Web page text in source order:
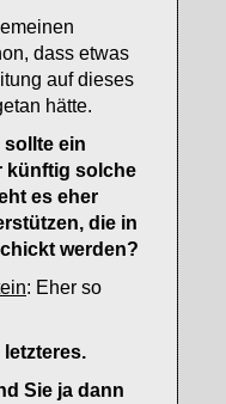
dass etwas
auf dieses
hätte.
sollte ein
künftig solche
es eher
die in
werden?
: Eher so
letzteres.
Sie ja dann